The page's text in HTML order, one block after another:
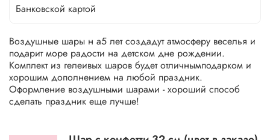
Банковской картой
Воздушные шары н а5 лет создадут атмосферу веселья и
подарит море радости на детском дне рождении.
Комплект из гелеивых шаров будет отличнымподарком и
хорошим дополнением на любой праздник.
Оформление воздушными шарами - хороший способ
сделать праздник еще лучше!